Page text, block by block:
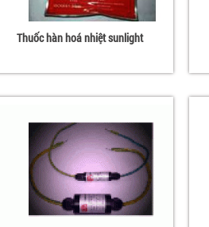
Thuốc hàn hoá nhiệt sunlight